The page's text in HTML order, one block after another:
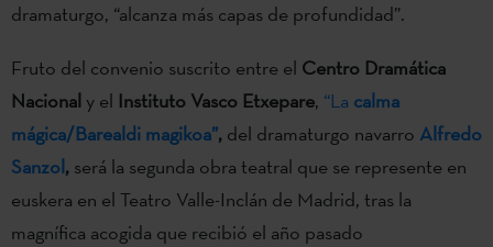
dramaturgo, “alcanza más capas de profundidad”.
Fruto del convenio suscrito entre el Centro Dramática
Nacional y el Instituto Vasco Etxepare, “La calma
mágica/Barealdi magikoa”, del dramaturgo navarro Alfredo
Sanzol, será la segunda obra teatral que se represente en
euskera en el Teatro Valle-Inclán de Madrid, tras la
magnífica acogida que recibió el año pasado